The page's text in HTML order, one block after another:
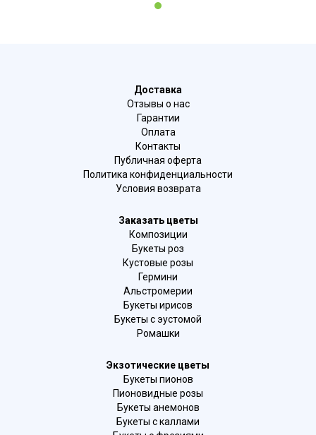
1
Доставка
Отзывы о нас
Гарантии
Оплата
Контакты
Публичная оферта
Политика конфиденциальности
Условия возврата
Заказать цветы
Композиции
Букеты роз
Кустовые розы
Гермини
Альстромерии
Букеты ирисов
Букеты с эустомой
Ромашки
Экзотические цветы
Букеты пионов
Пионовидные розы
Букеты анемонов
Букеты с каллами